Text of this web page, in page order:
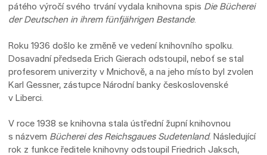
pátého výročí svého trvání vydala knihovna spis Die Bücherei
der Deutschen in ihrem fünfjährigen Bestande.
Roku 1936 došlo ke změně ve vedení knihovního spolku.
Dosavadní předseda Erich Gierach odstoupil, neboť se stal
profesorem univerzity v Mnichově, a na jeho místo byl zvolen
Karl Gessner, zástupce Národní banky československé
v Liberci.
V roce 1938 se knihovna stala ústřední župní knihovnou
s názvem Bücherei des Reichsgaues Sudetenland. Následující
rok z funkce ředitele knihovny odstoupil Friedrich Jaksch,